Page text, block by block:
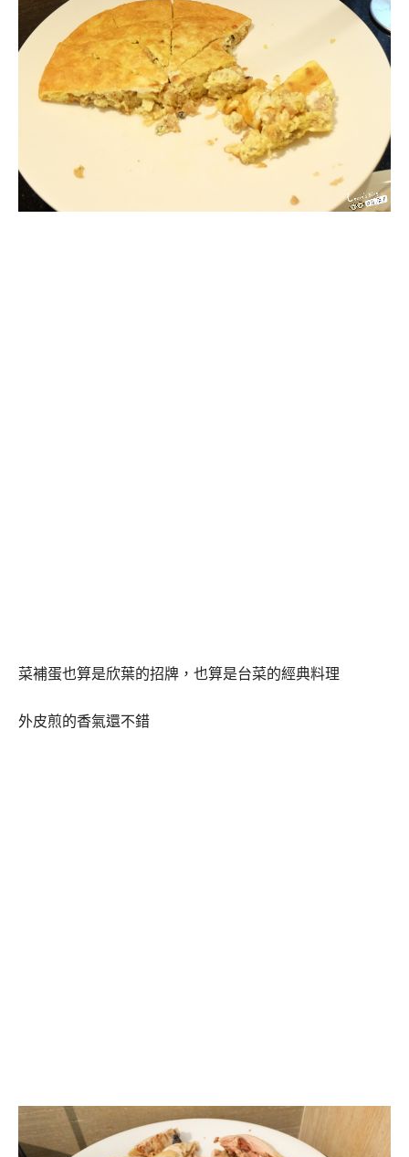
菜補蛋也算是欣葉的招牌，也算是台菜的經典料理
外皮煎的香氣還不錯